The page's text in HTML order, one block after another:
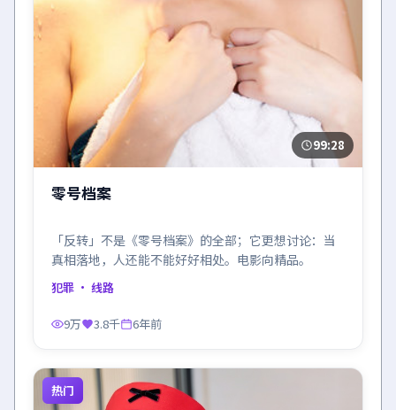
99:28
零号档案
「反转」不是《零号档案》的全部；它更想讨论：当
真相落地，人还能不能好好相处。电影向精品。
犯罪 · 线路
9万 3.8千 6年前
热门